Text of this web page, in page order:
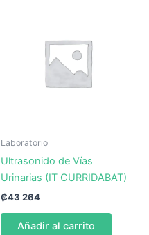
Laboratorio
Ultrasonido de Vías
Urinarias (IT CURRIDABAT)
₡43 264
Añadir al carrito